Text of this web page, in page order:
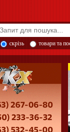
скрізь товари та